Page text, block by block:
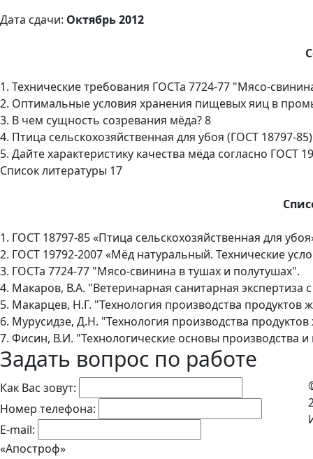
Дата сдачи: Октябрь 2012
1. Технические требования ГОСТа 7724-77 "Мясо-
2. Оптимальные условия хранения пищевых яиц в
3. В чем сущность созревания мёда? 8
4. Птица сельскохозяйственная для убоя (ГОСТ 18797-
5. Дайте характеристику качества мёда согласно ГОСТ
Список литературы 17
1. ГОСТ 18797-85 «Птица сельскохозяйственная для
2. ГОСТ 19792-2007 «Мёд натуральный. Технические
3. ГОСТа 7724-77 "Мясо-свинина в тушах и полутушах".
4. Макаров, В.А. "Ветеринарная санитарная
5. Макарцев, Н.Г. "Технология производства продуктов
6. Мурусидзе, Д.Н. "Технология производства
7. Фисин, В.И. "Технологические основы производства
Задать вопрос по работе
Как Вас зовут:
Номер телефона:
E-mail:
«Апостроф»